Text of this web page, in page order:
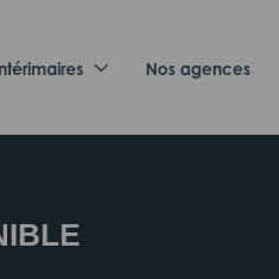
Nos agences